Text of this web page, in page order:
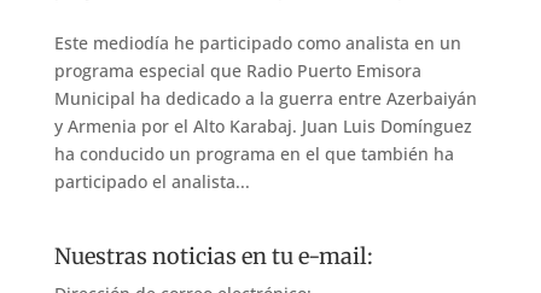
Este mediodía he participado como analista en un
programa especial que Radio Puerto Emisora
Municipal ha dedicado a la guerra entre Azerbaiyán
y Armenia por el Alto Karabaj. Juan Luis Domínguez
ha conducido un programa en el que también ha
participado el analista...
Nuestras noticias en tu e-mail: